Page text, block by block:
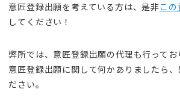
意匠登録出願を考えている方は、是非この
してください！
弊所では、意匠登録出願の代理も行ってお
意匠登録出願に関して何かありましたら、
ださい。